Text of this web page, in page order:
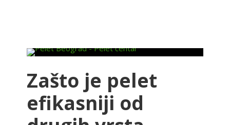
Zašto je pelet
efikasniji od